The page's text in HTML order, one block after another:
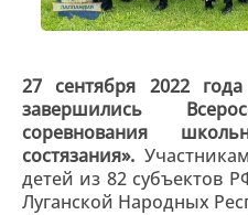
27 сентября 2022
завершились
соревнования
состязания».
детей из 82 субъектов
Луганской Народных